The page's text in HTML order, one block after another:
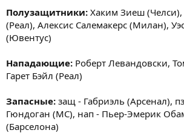
Полузащитники: Хаким Зиеш (Челси),
(Реал), Алексис Салемакерс (Милан),
(Ювентус)
Нападающие: Роберт Левандовски,
Гарет Бэйл (Реал)
Запасные: защ - Габриэль (Арсенал),
Гюндоган (МС), нап - Пьер-Эмерик
(Барселона)